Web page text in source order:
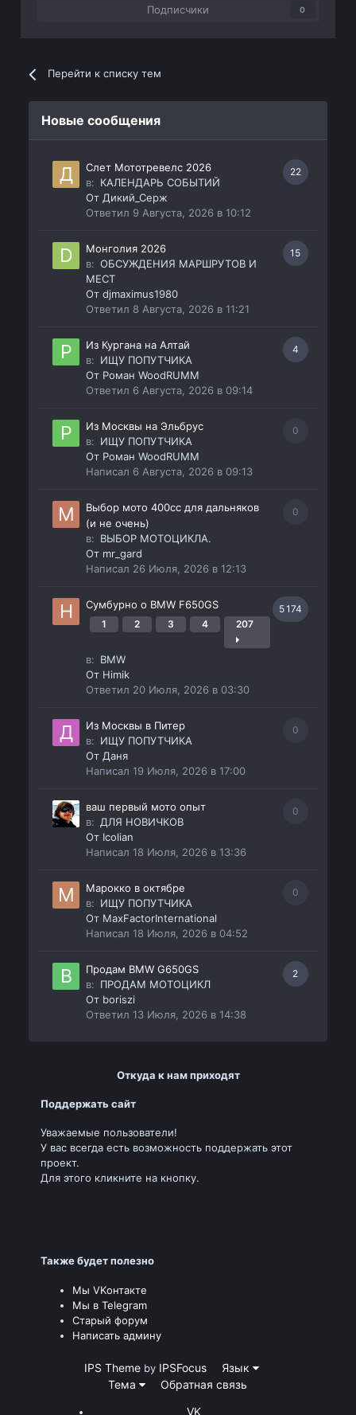
Подписчики 0
Перейти к списку тем
Новые сообщения
22
Слет Мототревелс 2026
в: КАЛЕНДАРЬ СОБЫТИЙ
ОтДикий_Серж
Ответил 9 Августа, 2026 в 10:12
15
Монголия 2026
в: ОБСУЖДЕНИЯ МАРШРУТОВ И
МЕСТ
Отdjmaximus1980
Ответил 8 Августа, 2026 в 11:21
4
Из Кургана на Алтай
в: ИЩУ ПОПУТЧИКА
От Роман WoodRUMM
Ответил 6 Августа, 2026 в 09:14
0
Из Москвы на Эльбрус
в: ИЩУ ПОПУТЧИКА
От Роман WoodRUMM
Написал 6 Августа, 2026 в 09:13
0
Выбор мото 400сс для дальняков
(и не очень)
в: ВЫБОР МОТОЦИКЛА.
От mr_gard
Написал 26 Июля, 2026 в 12:13
5 174
Сумбурно о BMW F650GS
1 2 3 4 207
в: BMW
От Himik
Ответил 20 Июля, 2026 в 03:30
0
Из Москвы в Питер
в: ИЩУ ПОПУТЧИКА
ОтДаня
Написал19 Июля, 2026 в 17:00
0
ваш первый мото опыт
в: ДЛЯ НОВИЧКОВ
От Icolian
Написал18 Июля, 2026 в 13:36
0
Марокко в октябре
в: ИЩУ ПОПУТЧИКА
От MaxFactorInternational
Написал18 Июля, 2026 в 04:52
2
Продам BMW G650GS
в: ПРОДАМ МОТОЦИКЛ
От boriszi
Ответил13 Июля, 2026 в 14:38
Откуда к нам приходят
Поддержать сайт
Уважаемые пользователи!
У вас всегда есть возможность поддержать этот
проект.
Для этого кликните на кнопку.
Также будет полезно
Мы VKонтакте
Мы в Telegram
Старый форум
Написать админу
IPS Theme by IPSFocus
Язык
Тема
Обратная связь
VK